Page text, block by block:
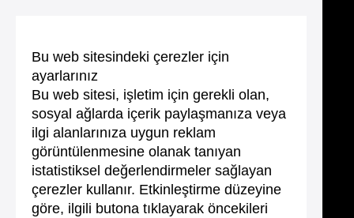
Bu web sitesindeki çerezler için
ayarlarınız
Bu web sitesi, işletim için gerekli olan,
sosyal ağlarda içerik paylaşmanıza veya
ilgi alanlarınıza uygun reklam
görüntülenmesine olanak tanıyan
istatistiksel değerlendirmeler sağlayan
çerezler kullanır. Etkinleştirme düzeyine
göre, ilgili butona tıklayarak öncekileri